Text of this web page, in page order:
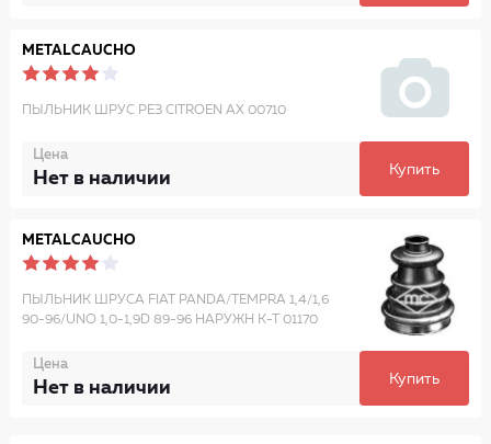
METALCAUCHO
ПЫЛЬНИК ШРУС РЕЗ CITROEN AX 00710
Цена
Нет в наличии Купить
METALCAUCHO
ПЫЛЬНИК ШРУСА FIAT PANDA/TEMPRA 1,4/1,6
90-96/UNO 1,0-1,9D 89-96 НАРУЖН K-T 01170
Цена
Нет в наличии Купить